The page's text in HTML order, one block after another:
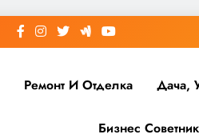
Ремонт И Отделка Дача,
Бизнес Советник